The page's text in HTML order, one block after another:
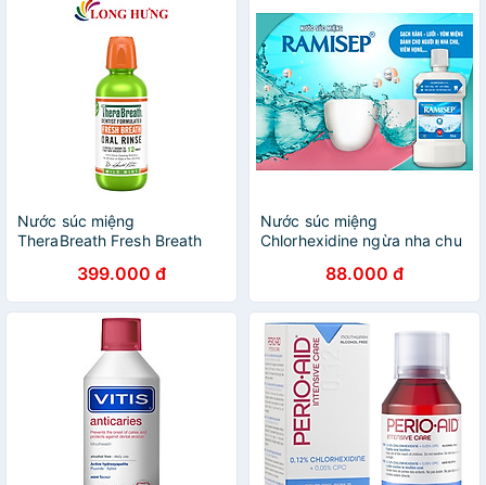
Nước súc miệng
TheraBreath Fresh Breath
chính hãng399.000 đ
Nước súc miệng
Chlorhexidine ngừa nha chu
88.000 đ